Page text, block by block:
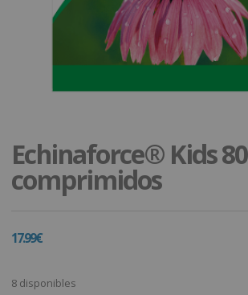
Echinaforce® Kids 80
comprimidos
17.99€
8 disponibles